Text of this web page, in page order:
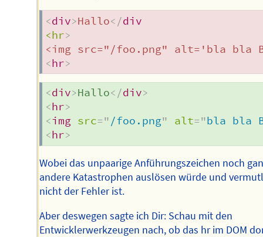
<div>Hallo</div
<hr>
<hr>
<div>Hallo</div>
<hr>
<img src="/foo.png" alt="bla bla
<hr>
Wobei das unpaarige Anführungszeichen noch
andere Katastrophen auslösen würde und
nicht der Fehler ist.
Aber deswegen sagte ich Dir: Schau mit den
Entwicklerwerkzeugen nach, ob das hr im DOM